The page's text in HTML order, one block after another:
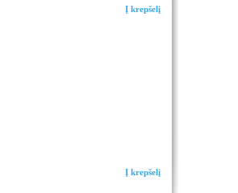
Į krepšelį
Į krepšelį